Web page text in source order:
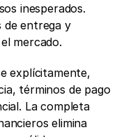
inesperados.
de entrega y
mercado.
explícitamente,
términos de pago
La completa
elimina